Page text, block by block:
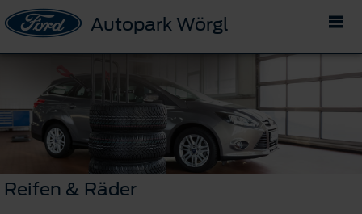
Autopark Wörgl
Reifen & Räder